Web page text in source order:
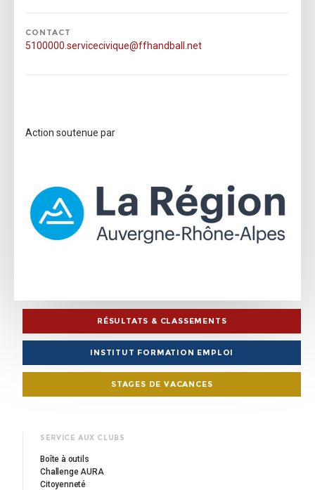
CONTACT
5100000.servicecivique@ffhandball.net
Action soutenue par
RÉSULTATS & CLASSEMENTS
INSTITUT FORMATION EMPLOI
STAGES DE VACANCES
SERVICE AUX CLUBS
Boîte à outils
Challenge AURA
Citoyenneté